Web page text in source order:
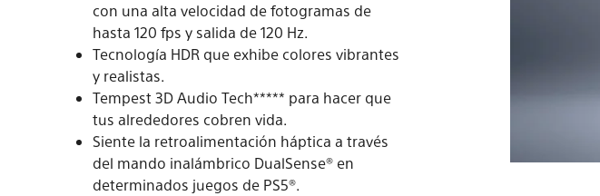
con una alta velocidad de fotogramas de
hasta 120 fps y salida de 120 Hz.
Tecnología HDR que exhibe colores vibrantes
y realistas.
Tempest 3D Audio Tech***** para hacer que
tus alrededores cobren vida.
Siente la retroalimentación háptica a través
del mando inalámbrico DualSense® en
determinados juegos de PS5®.